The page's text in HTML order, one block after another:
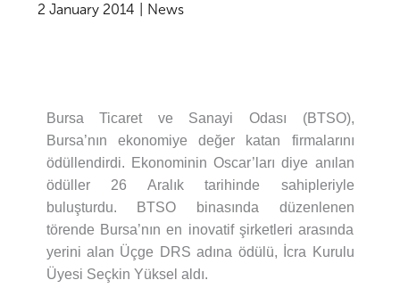
2 January 2014 News
Bursa Ticaret ve Sanayi Odası (BTSO),
Bursa’nın ekonomiye değer katan firmalarını
ödüllendirdi. Ekonominin Oscar’ları diye anılan
ödüller 26 Aralık tarihinde sahipleriyle
buluşturdu. BTSO binasında düzenlenen
törende Bursa’nın en inovatif şirketleri arasında
yerini alan Üçge DRS adına ödülü, İcra Kurulu
Üyesi Seçkin Yüksel aldı.